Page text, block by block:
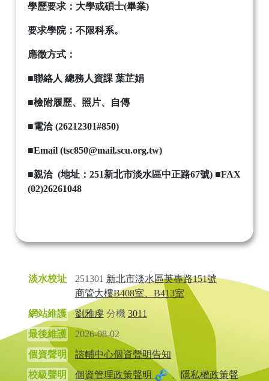
學歷要求： 大學或碩士(畢業)
要求學院： 不限科系。
應徵方式：
■聯絡人 總務人資課 葉芷娟
■檢附履歷、照片、自傳
■電洽 (26212301#850)
■Email (tsc850@mail.scu.org.tw)
■親洽 (地址：251新北市淡水區中正路67號) ■FAX
(02)26261048
淡水校址 251301 新北市淡水區英專路151號
商管大樓B408室、B413室
網站維護
劉雅虔分機 3011
最後維護
2026-08-02
個資聲明
諮輔中心個資聲明告知
校級聲明
個資管理政策聲明 、 隱私權政策聲